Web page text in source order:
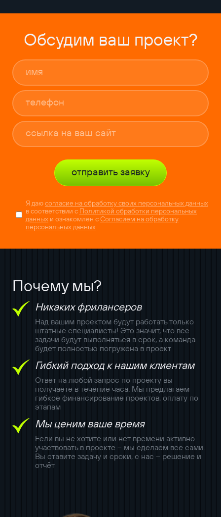
Обсудим ваш проект?
отправить заявку
Я даюсогласие на обработку своих персональных данных
в соответствии с Политикой обработки персональных
данныхи ознакомлен сСогласием на обработку
персональных данных
Почему мы?
Никаких фрилансеров
Над вашим проектом будут работать только
штатные специалисты! Это значит, что все
задачи будут выполняться в срок, а команда
будет полностью погружена в проект
Гибкий подход к нашим клиентам
Ответ на любой запрос по проекту вы
получаете в течение часа. Мы предлагаем
гибкое финансирование проектов, оплату по
этапам
Мы ценим ваше время
Если вы не хотите или нет времени активно
участвовать в проекте – мы сделаем все сами.
Вы ставите задачу и сроки, с нас – решение и
отчёт